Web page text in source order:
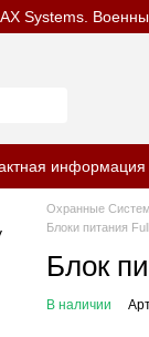
Systems.
информация
Охранные
Блоки питания
Блок
В наличии